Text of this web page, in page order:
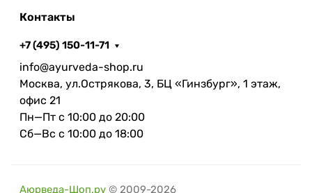
Контакты
+7 (495) 150-11-71
info@ayurveda-shop.ru
Москва, ул.Острякова, 3, БЦ «Гинзбург», 1 этаж,
офис 21
Пн—Пт с 10:00 до 20:00
Сб—Вс с 10:00 до 18:00
Аюрведа-Шоп.ру © 2009-2026